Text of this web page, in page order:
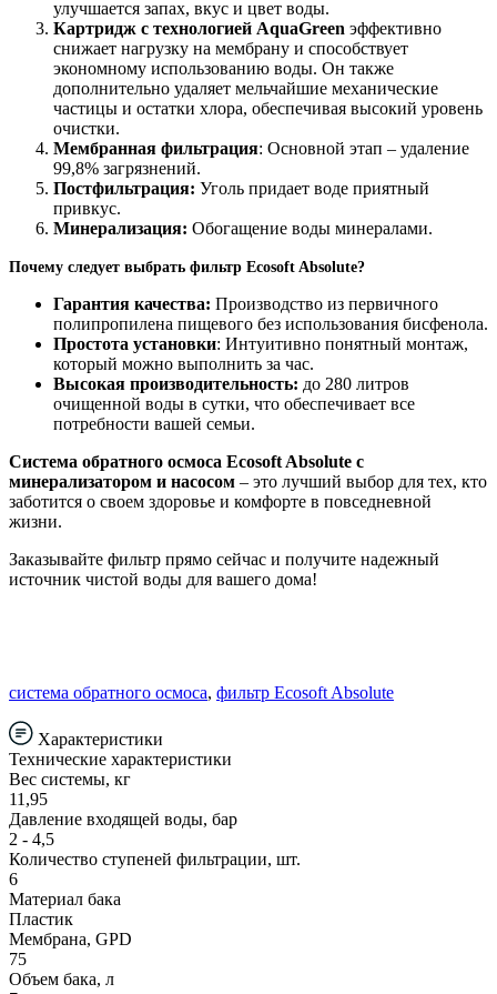
улучшается запах, вкус и цвет воды.
Картридж с технологией AquaGreen эффективно
снижает нагрузку на мембрану и способствует
экономному использованию воды. Он также
дополнительно удаляет мельчайшие механические
частицы и остатки хлора, обеспечивая высокий уровень
очистки.
Мембранная фильтрация: Основной этап – удаление
99,8% загрязнений.
Постфильтрация: Уголь придает воде приятный
привкус.
Минерализация: Обогащение воды минералами.
Почему следует выбрать фильтр Ecosoft Absolute?
Гарантия качества: Производство из первичного
полипропилена пищевого без использования бисфенола.
Простота установки: Интуитивно понятный монтаж,
который можно выполнить за час.
Высокая производительность: до 280 литров
очищенной воды в сутки, что обеспечивает все
потребности вашей семьи.
Система обратного осмоса Ecosoft Absolute с
минерализатором и насосом – это лучший выбор для тех, кто
заботится о своем здоровье и комфорте в повседневной
жизни.
Заказывайте фильтр прямо сейчас и получите надежный
источник чистой воды для вашего дома!
система обратного осмоса, фильтр Ecosoft Absolute
Характеристики
Технические характеристики
Вес системы, кг
11,95
Давление входящей воды, бар
2 - 4,5
Количество ступеней фильтрации, шт.
6
Материал бака
Пластик
Мембрана, GPD
75
Объем бака, л